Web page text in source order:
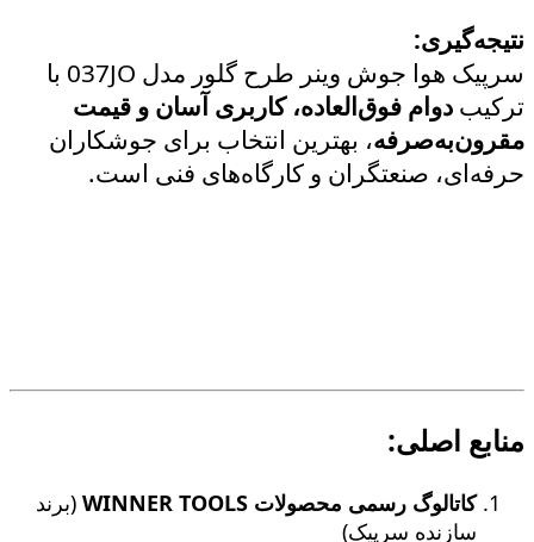
نتیجه‌گیری:
سرپیک هوا جوش وینر طرح گلور مدل 037JO با
ترکیب دوام فوق‌العاده، کاربری آسان و قیمت
مقرون‌به‌صرفه، بهترین انتخاب برای جوشکاران
حرفه‌ای، صنعتگران و کارگاه‌های فنی است.
منابع اصلی:
کاتالوگ رسمی محصولات WINNER TOOLS
(برند
سازنده سرپیک)